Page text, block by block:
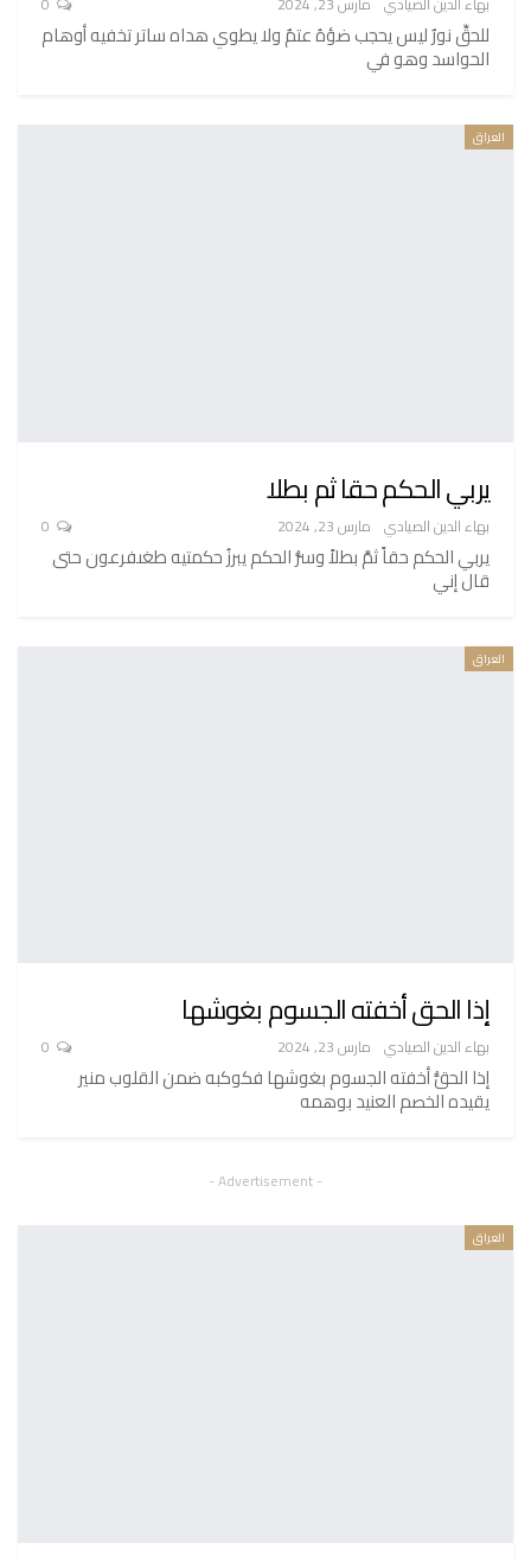
للحقِّ نورٌ ليس يحجب ضؤهُ عتمٌ ولا يطوي هداه ساتر تخفيه أوهام
الحواسد وهو في
العراق
يربي الحكم حقا ثم بطلا
بهاء الدين الصيادي مارس 23, 2024
يربي الحكم حقاً ثمَّ بطلاً وسرُّ الحكم يبرزُ حكمتيه طغىفرعون حتى
قال إني
العراق
إذا الحق أخفته الجسوم بغوشها
بهاء الدين الصيادي مارس 23, 2024
إذا الحقُّ أخفته الجسوم بغوشها فكوكبه ضمن القلوب منير
يقيده الخصم العنيد بوهمه
- Advertisement -
العراق